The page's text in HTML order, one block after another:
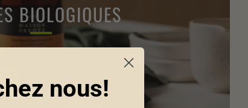
BIOLOGIQUES
nous!